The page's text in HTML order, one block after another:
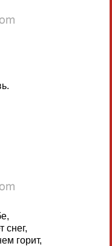
снег,
горит,